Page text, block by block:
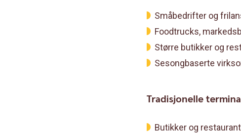
Småbedrifter og
Foodtrucks,
Større butikker og
Sesongbaserte
Tradisjonelle
Butikker og